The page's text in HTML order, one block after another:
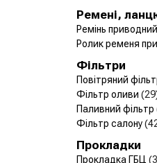
Ремені,
Ремінь приводний
Ролик ременя
Фільтри
Повітряний
Фільтр оливи
Паливний фільтр
Фільтр салону
Прокладки
Прокладка ГБЦ